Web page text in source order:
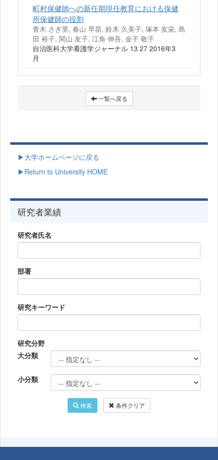
町村保健師への新任期現任教育における保健
所保健師の役割
青木 さぎ里, 春山 早苗, 鈴木 久美子, 塚本 友栄, 島
田 裕子, 関山 友子, 江角 伸吾, 金子 敬子
自治医科大学看護学ジャーナル 13 27 2016年3
月
一覧へ戻る
▶大学ホームページに戻る
▶Return to University HOME
研究者業績
研究者氏名
部署
研究キーワード
研究分野
大分類
小分類
検索 条件クリア